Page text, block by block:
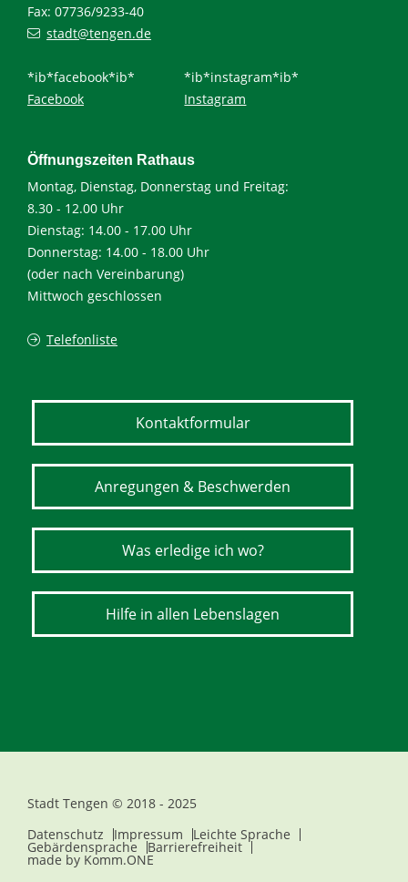
Fax: 07736/9233-40
stadt@tengen.de
*ib*facebook*ib*
Facebook
*ib*instagram*ib*
Instagram
Öffnungszeiten Rathaus
Montag, Dienstag, Donnerstag und Freitag:
8.30 - 12.00 Uhr
Dienstag: 14.00 - 17.00 Uhr
Donnerstag: 14.00 - 18.00 Uhr
(oder nach Vereinbarung)
Mittwoch geschlossen
Telefonliste
Kontaktformular
Anregungen & Beschwerden
Was erledige ich wo?
Hilfe in allen Lebenslagen
Stadt Tengen © 2018 - 2025
Datenschutz
Impressum Leichte Sprache
Gebärdensprache Barrierefreiheit
made by Komm.ONE